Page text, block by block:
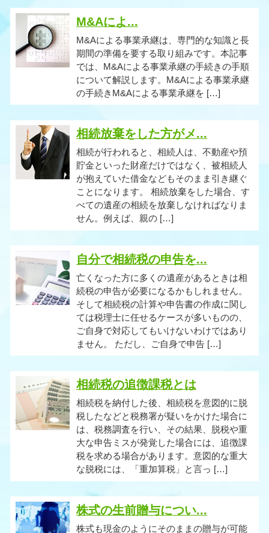
M&Aによ...
M&Aによる事業承継は、専門的な知識と長
期間の準備を要する取り組みです。本記事
では、M&Aによる事業承継の手続きの手順
について解説します。M&Aによる事業承継
の手続きM&Aによる事業承継を […]
相続放棄をした方がメ...
相続が行われると、相続人は、不動産や預
貯金といった財産だけではなく、被相続人
が抱えていた借金などもそのまま引き継ぐ
ことになります。 相続放棄をした場合、す
べての遺産の相続を放棄しなければなりま
せん。例えば、親の […]
自分で相続税の申告を...
亡くなった方に多くの遺産があるときは相
続税の申告が必要になるかもしれません。
そして相続税の計算や申告書の作成に関し
ては税理士に任せるケースが多いものの、
ご自身で対応してもいけないわけではあり
ません。 ただし、ご自身で申告 […]
相続税の追徴課税とは
相続税を納付した後、相続税を意図的に脱
税したなどと税務署が疑いをかけた場合に
は、税務調査を行い、その結果、脱税や重
大な申告ミスが発覚した場合には、追徴課
税を求める場合があります。意図的な重大
な脱税には、「重加算税」と言っ […]
株式の生前贈与につい...
株式も現金のようにそのままの贈与が可能